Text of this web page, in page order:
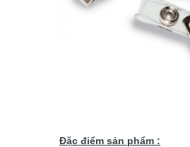
Đặc điểm sản phẩm :